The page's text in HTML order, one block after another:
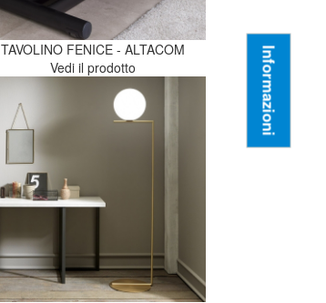
Informazioni
TAVOLINO FENICE - ALTACOM
Vedi il prodotto